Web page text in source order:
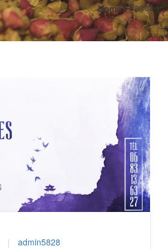
Home( Page2 )
admin5828